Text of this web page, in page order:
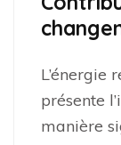
L’énergie
présente
manière